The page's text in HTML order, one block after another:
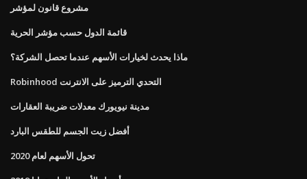
مشروع قانون لمؤشر
قائمة الدول حسب مؤشر الحرية
ماذا يحدث لخيارات الأسهم عندما تحصل الشركة؟
Robinhood التحدي الترميز على الانترنت
مدينة نيويورك معدلات ضريبة العقارات
أفضل زيت الجسم للطقس البارد
تحول الأسهم لعام 2020